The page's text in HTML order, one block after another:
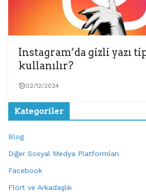
Instagram’da gizli yazı
kullanılır?
02/12/2024
Kategoriler
Blog
Diğer Sosyal Medya Platformları
Facebook
Flört ve Arkadaşlık